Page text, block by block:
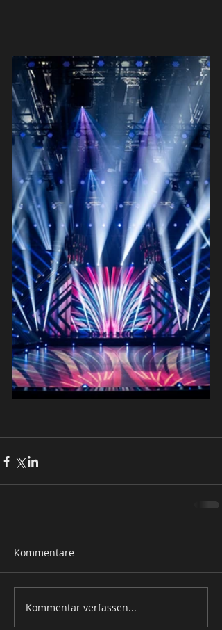
Kommentare
Kommentar verfassen...